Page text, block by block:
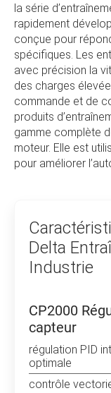
Delta propose
les plus
alimentations à
supérieur à 90
un rendement
PV avec un
avons
alimentation de
Titanium.
centres
Japon, à
la série
rapidement
conçue pour
spécifiques. Les
avec précision la
des charges
commande et de
produits
gamme complète
moteur. Elle est
pour améliorer
Delta
Industrie
CP2000
capteur
régulation PID
optimale
contrôle